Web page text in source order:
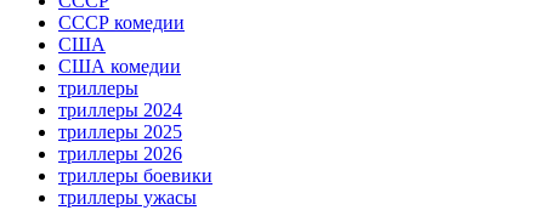
СССР комедии
США
США комедии
триллеры
триллеры 2024
триллеры 2025
триллеры 2026
триллеры боевики
триллеры ужасы